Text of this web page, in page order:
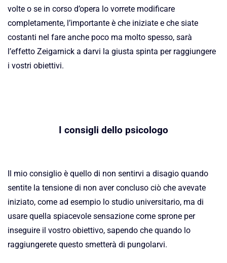
volte o se in corso d’opera lo vorrete modificare
completamente, l’importante è che iniziate e che siate
costanti nel fare anche poco ma molto spesso, sarà
l’effetto Zeigarnick a darvi la giusta spinta per raggiungere
i vostri obiettivi.
I consigli dello psicologo
Il mio consiglio è quello di non sentirvi a disagio quando
sentite la tensione di non aver concluso ciò che avevate
iniziato, come ad esempio lo studio universitario, ma di
usare quella spiacevole sensazione come sprone per
inseguire il vostro obiettivo, sapendo che quando lo
raggiungerete questo smetterà di pungolarvi.